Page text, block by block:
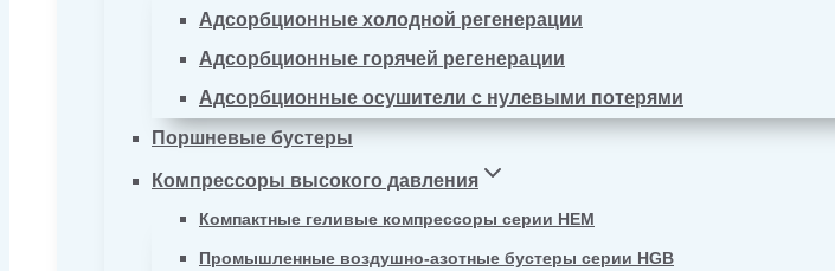
Адсорбционные холодной регенерации
Адсорбционные горячей регенерации
Адсорбционные осушители с нулевыми потерями
Поршневые бустеры
Компрессоры высокого давления
Компактные геливые компрессоры серии HEM
Промышленные воздушно-азотные бустеры серии HGB